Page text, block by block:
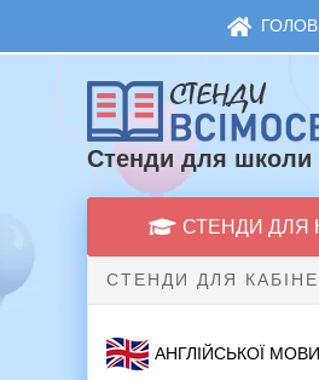
Стенди для школи
СТЕНДИ ДЛЯ
СТЕНДИ ДЛЯ
АНГЛІЙСЬКОЇ МОВИ